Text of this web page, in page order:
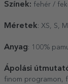
Színek: fehér /
Méretek: XS, S,
Anyag: 100%
Ápolási
finom programon,